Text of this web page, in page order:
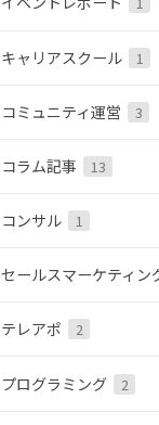
キャリアスクール 1
コミュニティ運営 3
コラム記事 13
コンサル 1
セールスマーケティン
テレアポ 2
プログラミング 2